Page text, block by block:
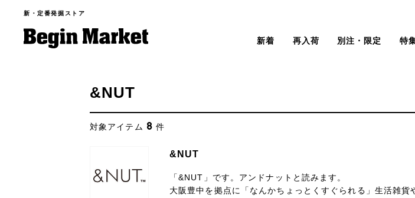
新・定番発掘ストア
新着 再入荷 別注・限定 特
&NUT
対象アイテム 8 件
&NUT
「&NUT」です。アンドナットと読みます。
大阪豊中を拠点に「なんかちょっとくすぐられる」生活雑貨